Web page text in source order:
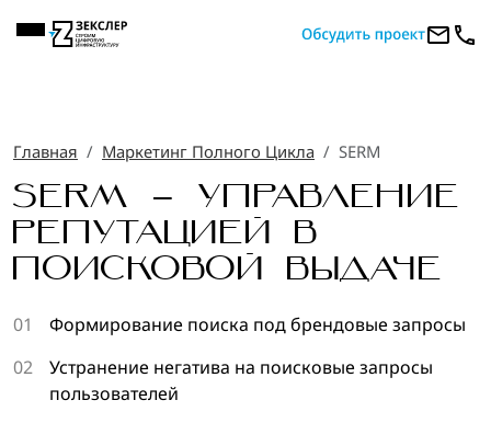
Главная Маркетинг Полного Цикла SERM
SERM – УПРАВЛЕНИЕ
РЕПУТАЦИЕЙ В
ПОИСКОВОЙ ВЫДАЧЕ
01
Формирование поиска под брендовые запросы
02
Устранение негатива на поисковые запросы
пользователей